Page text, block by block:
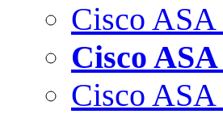
Cisco
Cisco ASA
Cisco ASA